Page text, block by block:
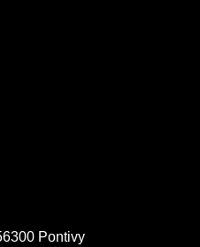
Pontivy